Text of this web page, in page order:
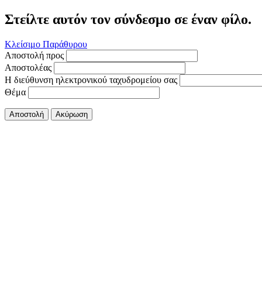
Στείλτε αυτόν τον σύνδεσμο σε έναν φίλο.
Κλείσιμο Παράθυρου
Αποστολή προς
Αποστολέας
Η διεύθυνση ηλεκτρονικού ταχυδρομείου σας
Θέμα
Αποστολή Ακύρωση